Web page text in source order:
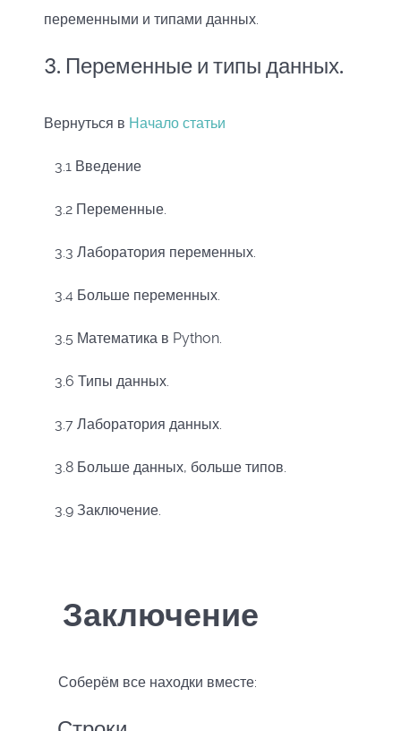
переменными и типами данных.
3. Переменные и типы данных.
Вернуться в Начало статьи
3.1 Введение
3.2 Переменные.
3.3 Лаборатория переменных.
3.4 Больше переменных.
3.5 Математика в Python.
3.6 Типы данных.
3.7 Лаборатория данных.
3.8 Больше данных, больше типов.
3.9 Заключение.
Заключение
Соберём все находки вместе: